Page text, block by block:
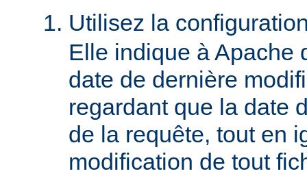
Utilisez la
Elle indique à Apache
date de dernière
regardant que la date
de la requête, tout en
modification de tout